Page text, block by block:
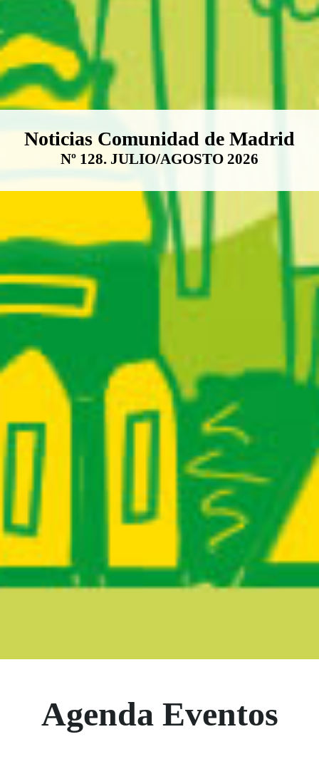
Boletín Noticias Comunidad de
Noticias Comunidad de Madrid
Nº 128. JULIO/AGOSTO 2026
Agenda Eventos